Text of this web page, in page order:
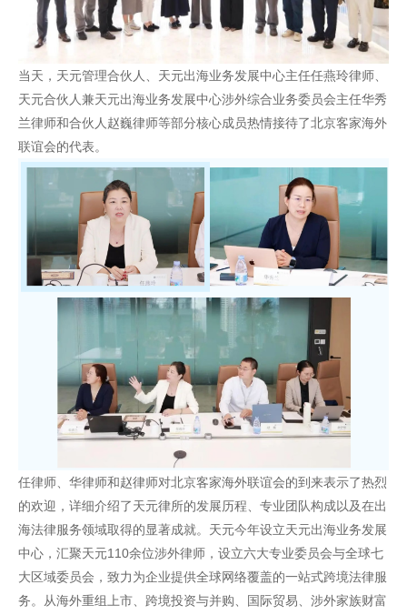
当天，天元管理合伙人、天元出海业务发展中心主任任燕玲律师、
天元合伙人兼天元出海业务发展中心涉外综合业务委员会主任华秀
兰律师和合伙人赵巍律师等部分核心成员热情接待了北京客家海外
联谊会的代表。
任律师、华律师和赵律师对北京客家海外联谊会的到来表示了热烈
的欢迎，详细介绍了天元律所的发展历程、专业团队构成以及在出
海法律服务领域取得的显著成就。天元今年设立天元出海业务发展
中心， 汇聚天元110余位涉外律师 ，设立六大专业委员会与全球七
大区域委员会，致力为企业提供全球网络覆盖的一站式跨境法律服
务。从海外重组上市 、跨境投资与并购、国际贸易、涉外家族财富